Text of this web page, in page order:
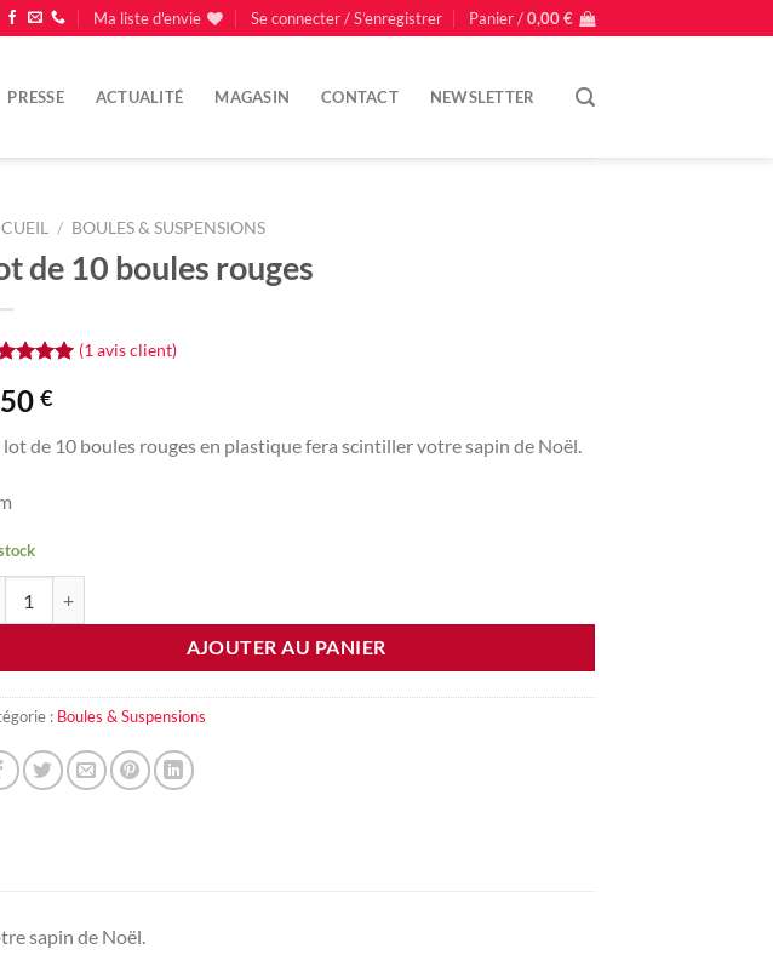
Ma liste d'envie Se connecter / S’enregistrer Panier /0,00€
PRESSE ACTUALITÉ MAGASIN CONTACT NEWSLETTER
/ BOULES & SUSPENSIONS
de 10 boules rouges
5 basé
notation
(1 avis client)
€
lot de 10 boules rouges en plastique fera scintiller votre sapin de Noël.
AJOUTER AU PANIER
: Boules & Suspensions
sapin de Noël.